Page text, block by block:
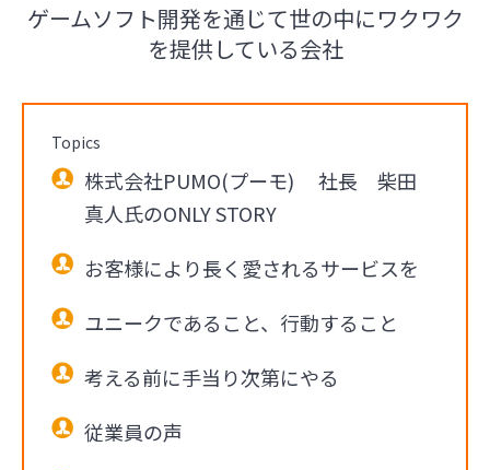
ゲームソフト開発を通じて世の中にワクワク
を提供している会社
Topics
株式会社PUMO(プーモ) 社長 柴田
真人氏のONLY STORY
お客様により長く愛されるサービスを
ユニークであること、行動すること
考える前に手当り次第にやる
従業員の声